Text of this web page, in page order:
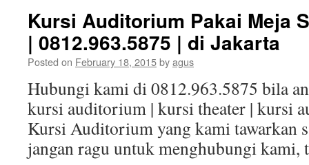
Kursi Auditorium Pakai Meja
| 0812.963.5875 | di Jakarta
Posted on February 18, 2015byagus
Hubungi kami di 0812.963.5875 bila
kursi auditorium | kursi theater | kursi
Kursi Auditorium yang kami tawarkan
jangan ragu untuk menghubungi